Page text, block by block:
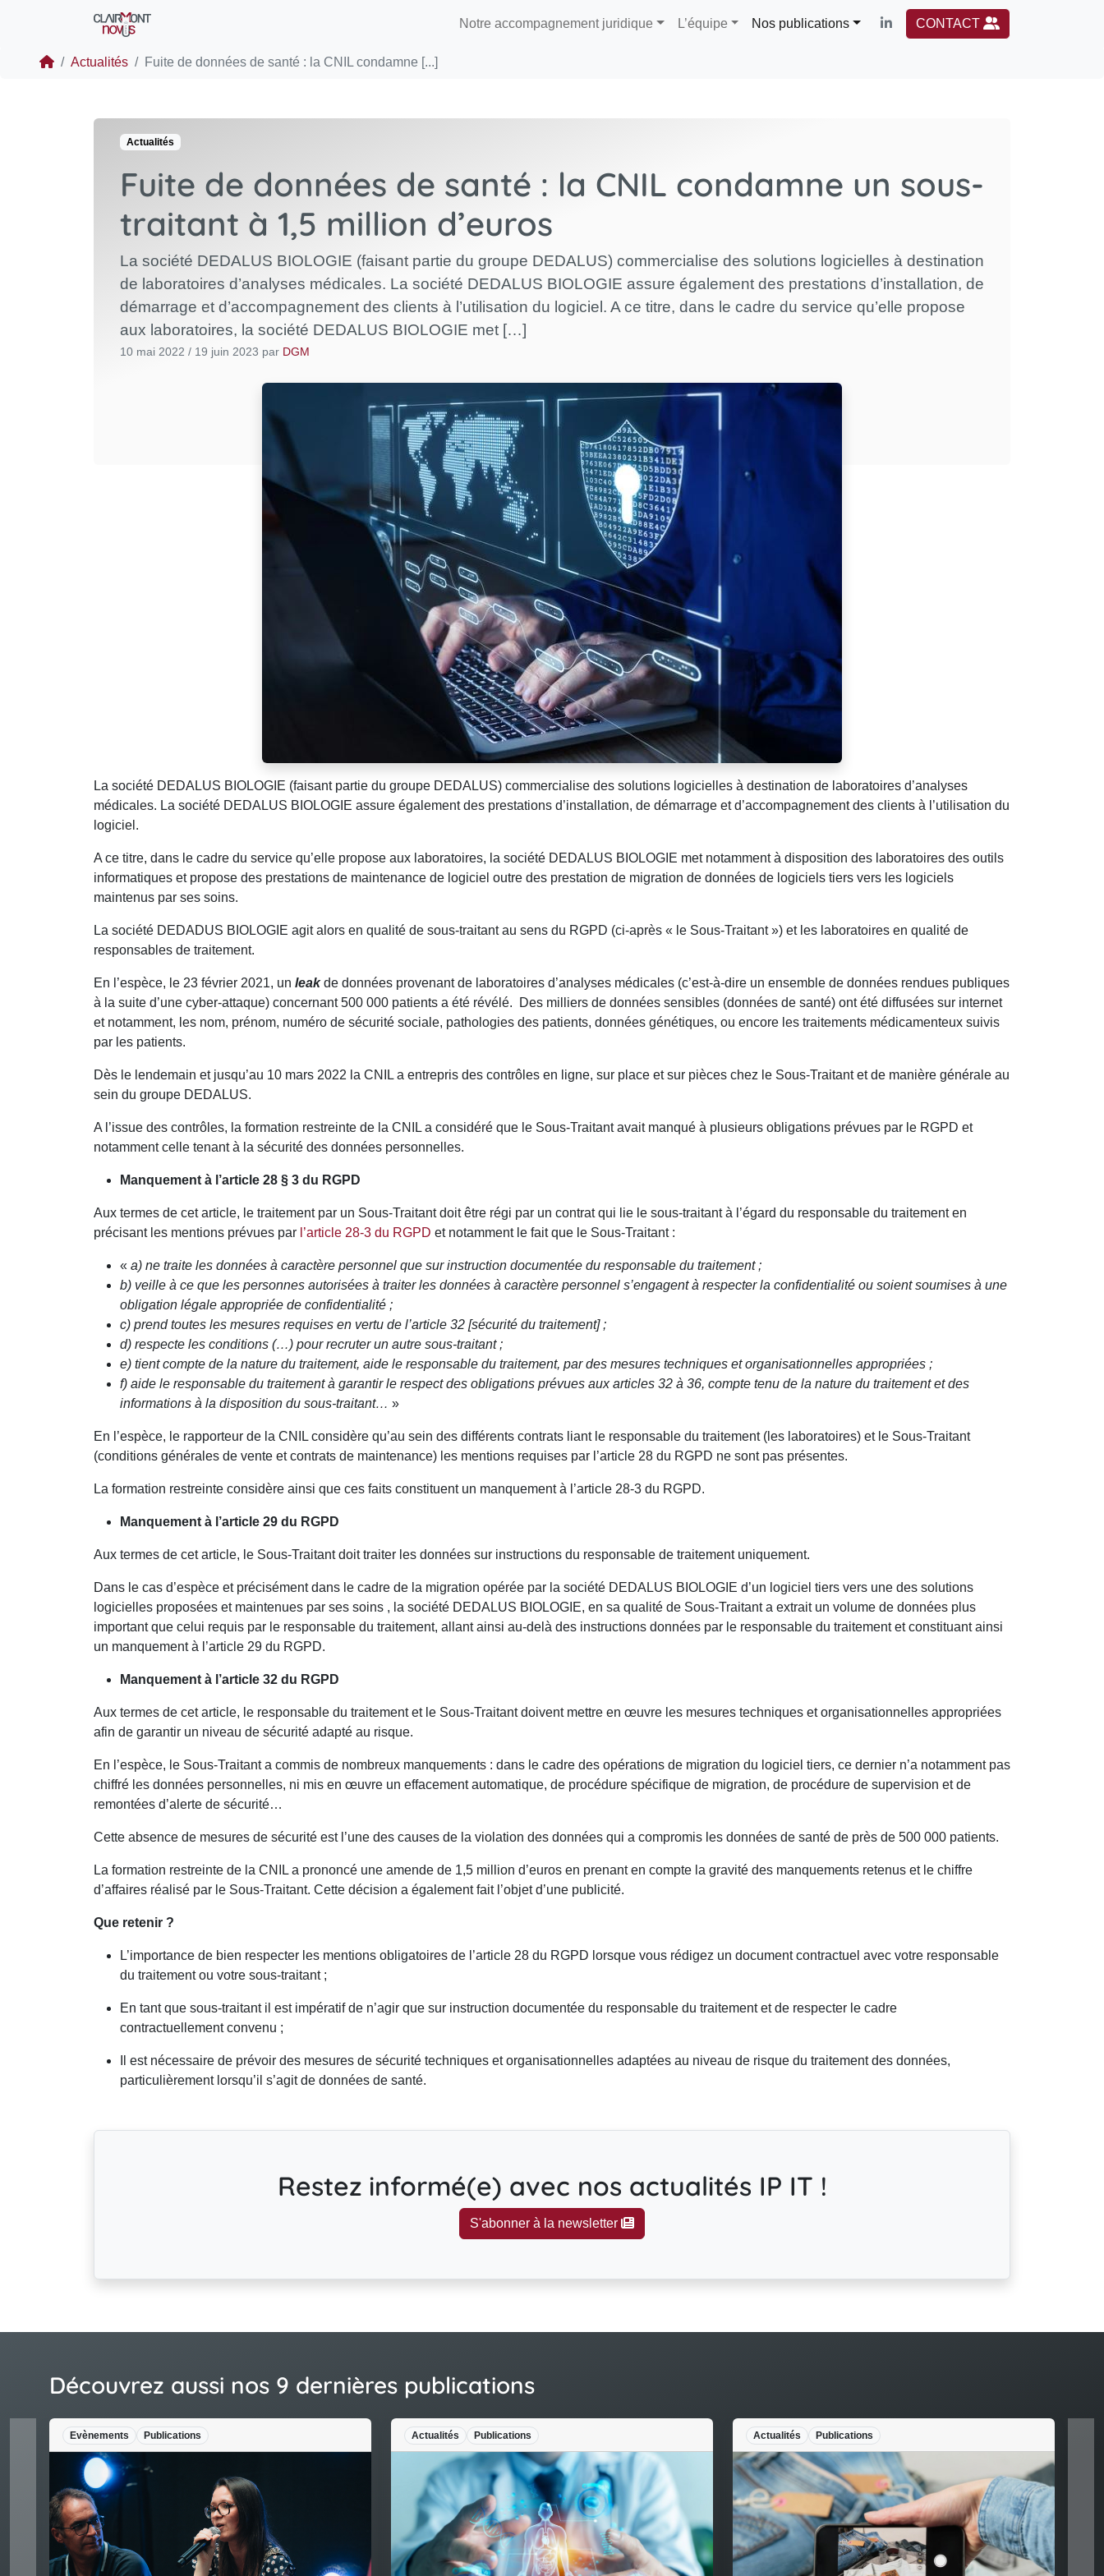
Notre accompagnement juridique L’équipe Nos publications CONTACT
Actualités Fuite de données de santé : la CNIL condamne [...]
Actualités
Fuite de données de santé : la CNIL condamne un sous-
traitant à 1,5 million d’euros
La société DEDALUS BIOLOGIE (faisant partie du groupe DEDALUS) commercialise des solutions logicielles à destination
de laboratoires d’analyses médicales. La société DEDALUS BIOLOGIE assure également des prestations d’installation, de
démarrage et d’accompagnement des clients à l’utilisation du logiciel. A ce titre, dans le cadre du service qu’elle propose
aux laboratoires, la société DEDALUS BIOLOGIE met […]
10 mai 2022 / 19 juin 2023 par DGM
La société DEDALUS BIOLOGIE (faisant partie du groupe DEDALUS) commercialise des solutions logicielles à destination de laboratoires d’analyses
médicales. La société DEDALUS BIOLOGIE assure également des prestations d’installation, de démarrage et d’accompagnement des clients à l’utilisation du
logiciel.
A ce titre, dans le cadre du service qu’elle propose aux laboratoires, la société DEDALUS BIOLOGIE met notamment à disposition des laboratoires des outils
informatiques et propose des prestations de maintenance de logiciel outre des prestation de migration de données de logiciels tiers vers les logiciels
maintenus par ses soins.
La société DEDADUS BIOLOGIE agit alors en qualité de sous-traitant au sens du RGPD (ci-après « le Sous-Traitant ») et les laboratoires en qualité de
responsables de traitement.
En l’espèce, le 23 février 2021, un leakde données provenant de laboratoires d’analyses médicales (c’est-à-dire un ensemble de données rendues publiques
à la suite d’une cyber-attaque) concernant 500 000 patients a été révélé. Des milliers de données sensibles (données de santé) ont été diffusées sur internet
et notamment, les nom, prénom, numéro de sécurité sociale, pathologies des patients, données génétiques, ou encore les traitements médicamenteux suivis
par les patients.
Dès le lendemain et jusqu’au 10 mars 2022 la CNIL a entrepris des contrôles en ligne, sur place et sur pièces chez le Sous-Traitant et de manière générale au
sein du groupe DEDALUS.
A l’issue des contrôles, la formation restreinte de la CNIL a considéré que le Sous-Traitant avait manqué à plusieurs obligations prévues par le RGPD et
notamment celle tenant à la sécurité des données personnelles.
Manquement à l’article 28 § 3 du RGPD
Aux termes de cet article, le traitement par un Sous-Traitant doit être régi par un contrat qui lie le sous-traitant à l’égard du responsable du traitement en
précisant les mentions prévues par l’article 28-3 du RGPD et notamment le fait que le Sous-Traitant :
« a) ne traite les données à caractère personnel que sur instruction documentée du responsable du traitement ;
b) veille à ce que les personnes autorisées à traiter les données à caractère personnel s’engagent à respecter la confidentialité ou soient soumises à une
obligation légale appropriée de confidentialité ;
c) prend toutes les mesures requises en vertu de l’article 32 [sécurité du traitement] ;
d) respecte les conditions (…) pour recruter un autre sous-traitant ;
e) tient compte de la nature du traitement, aide le responsable du traitement, par des mesures techniques et organisationnelles appropriées ;
f) aide le responsable du traitement à garantir le respect des obligations prévues aux articles 32 à 36, compte tenu de la nature du traitement et des
informations à la disposition du sous-traitant… »
En l’espèce, le rapporteur de la CNIL considère qu’au sein des différents contrats liant le responsable du traitement (les laboratoires) et le Sous-Traitant
(conditions générales de vente et contrats de maintenance) les mentions requises par l’article 28 du RGPD ne sont pas présentes.
La formation restreinte considère ainsi que ces faits constituent un manquement à l’article 28-3 du RGPD.
Manquement à l’article 29 du RGPD
Aux termes de cet article, le Sous-Traitant doit traiter les données sur instructions du responsable de traitement uniquement.
Dans le cas d’espèce et précisément dans le cadre de la migration opérée par la société DEDALUS BIOLOGIE d’un logiciel tiers vers une des solutions
logicielles proposées et maintenues par ses soins , la société DEDALUS BIOLOGIE, en sa qualité de Sous-Traitant a extrait un volume de données plus
important que celui requis par le responsable du traitement, allant ainsi au-delà des instructions données par le responsable du traitement et constituant ainsi
un manquement à l’article 29 du RGPD.
Manquement à l’article 32 du RGPD
Aux termes de cet article, le responsable du traitement et le Sous-Traitant doivent mettre en œuvre les mesures techniques et organisationnelles appropriées
afin de garantir un niveau de sécurité adapté au risque.
En l’espèce, le Sous-Traitant a commis de nombreux manquements : dans le cadre des opérations de migration du logiciel tiers, ce dernier n’a notamment pas
chiffré les données personnelles, ni mis en œuvre un effacement automatique, de procédure spécifique de migration, de procédure de supervision et de
remontées d’alerte de sécurité…
Cette absence de mesures de sécurité est l’une des causes de la violation des données qui a compromis les données de santé de près de 500 000 patients.
La formation restreinte de la CNIL a prononcé une amende de 1,5 million d’euros en prenant en compte la gravité des manquements retenus et le chiffre
d’affaires réalisé par le Sous-Traitant. Cette décision a également fait l’objet d’une publicité.
Que retenir ?
L’importance de bien respecter les mentions obligatoires de l’article 28 du RGPD lorsque vous rédigez un document contractuel avec votre responsable
du traitement ou votre sous-traitant ;
En tant que sous-traitant il est impératif de n’agir que sur instruction documentée du responsable du traitement et de respecter le cadre
contractuellement convenu ;
Il est nécessaire de prévoir des mesures de sécurité techniques et organisationnelles adaptées au niveau de risque du traitement des données,
particulièrement lorsqu’il s’agit de données de santé.
Restez informé(e) avec nos actualités IP IT !
S'abonner à la newsletter
Découvrez aussi nos 9 dernières publications
Publications Publications Publications